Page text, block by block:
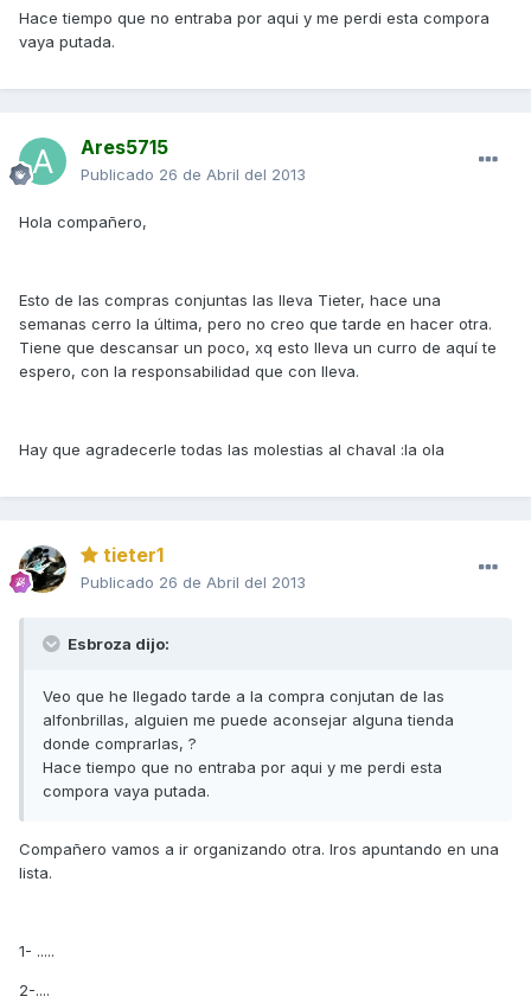
Hace tiempo que no entraba por aqui y me perdi esta compora
vaya putada.
Ares5715
Publicado 26 de Abril del 2013
Hola compañero,
Esto de las compras conjuntas las lleva Tieter, hace una
semanas cerro la última, pero no creo que tarde en hacer otra.
Tiene que descansar un poco, xq esto lleva un curro de aquí te
espero, con la responsabilidad que con lleva.
Hay que agradecerle todas las molestias al chaval :la ola
tieter1
Publicado 26 de Abril del 2013
Esbroza dijo:
Veo que he llegado tarde a la compra conjutan de las
alfonbrillas, alguien me puede aconsejar alguna tienda
donde comprarlas, ?
Hace tiempo que no entraba por aqui y me perdi esta
compora vaya putada.
Compañero vamos a ir organizando otra. Iros apuntando en una
lista.
1- .....
2-....